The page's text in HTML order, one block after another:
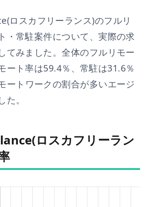
ロスカフリーランス)のフルリ
・常駐案件について、実際の求
てみました。全体のフルリモー
ート率は59.4％、常駐は31.6％
ートワークの割合が多いエージ
た。
ロスカフリーラン